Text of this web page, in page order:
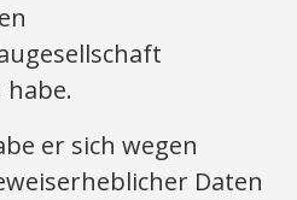
habe.
er sich wegen
Daten